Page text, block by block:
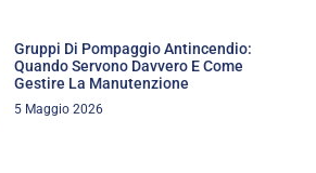
Gruppi Di Pompaggio Antincendio:
Quando Servono Davvero E Come
Gestire La Manutenzione
5 Maggio 2026